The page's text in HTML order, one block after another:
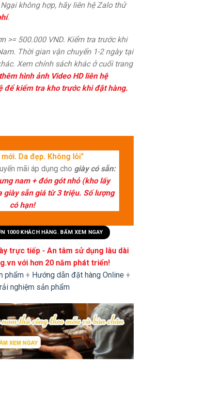
không hợp, hãy liên hệ Zalo thử
.
>= 500.000 VND. Kiểm tra trước khi
Thời gian vận chuyển 1-2 ngày tại
Xem chính sách khác ở cuối trang
hình ảnh Video HD liên hệ
để kiểm tra kho trước khi đặt hàng.
Da đẹp. Không lỗi"
mãi áp dụng cho giày có sẵn:
nam + đón gót nhỏ (kho lấy
giày sẵn giá từ 3 triệu. Số lượng
có hạn!
1000 KHÁCH HÀNG. BẤM XEM NGAY
trực tiếp - An tâm sử dụng lâu dài
với hơn 20 năm phát triển!
phẩm+ Hướng dẫn đặt hàng Online +
nghiệm sản phẩm